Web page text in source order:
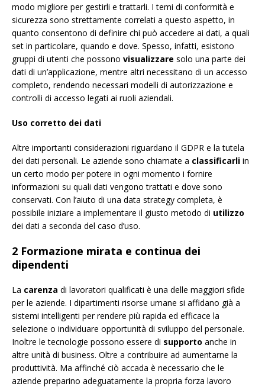
modo migliore per gestirli e trattarli. I temi di conformità e
sicurezza sono strettamente correlati a questo aspetto, in
quanto consentono di definire chi può accedere ai dati, a quali
set in particolare, quando e dove. Spesso, infatti, esistono
gruppi di utenti che possono visualizzare solo una parte dei
dati di un’applicazione, mentre altri necessitano di un accesso
completo, rendendo necessari modelli di autorizzazione e
controlli di accesso legati ai ruoli aziendali.
Uso corretto dei dati
Altre importanti considerazioni riguardano il GDPR e la tutela
dei dati personali. Le aziende sono chiamate a classificarli in
un certo modo per potere in ogni momento i fornire
informazioni su quali dati vengono trattati e dove sono
conservati. Con l’aiuto di una data strategy completa, è
possibile iniziare a implementare il giusto metodo di utilizzo
dei dati a seconda del caso d’uso.
2 Formazione mirata e continua dei
dipendenti
La carenza di lavoratori qualificati è una delle maggiori sfide
per le aziende. I dipartimenti risorse umane si affidano già a
sistemi intelligenti per rendere più rapida ed efficace la
selezione o individuare opportunità di sviluppo del personale.
Inoltre le tecnologie possono essere di supporto anche in
altre unità di business. Oltre a contribuire ad aumentarne la
produttività. Ma affinché ciò accada è necessario che le
aziende preparino adeguatamente la propria forza lavoro